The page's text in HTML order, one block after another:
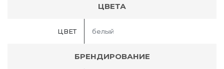
ЦВЕТА
ЦВЕТ белый
БРЕНДИРОВАНИЕ